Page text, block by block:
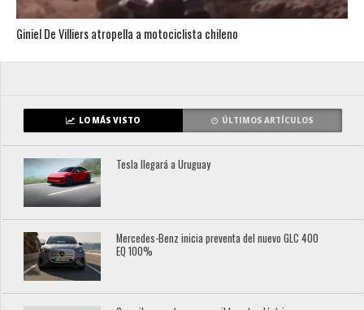
Giniel De Villiers atropella a motociclista chileno
LO MÁS VISTO ÚLTIMOS ARTÍCULOS
Tesla llegará a Uruguay
Mercedes-Benz inicia preventa del nuevo GLC 400
EQ 100%